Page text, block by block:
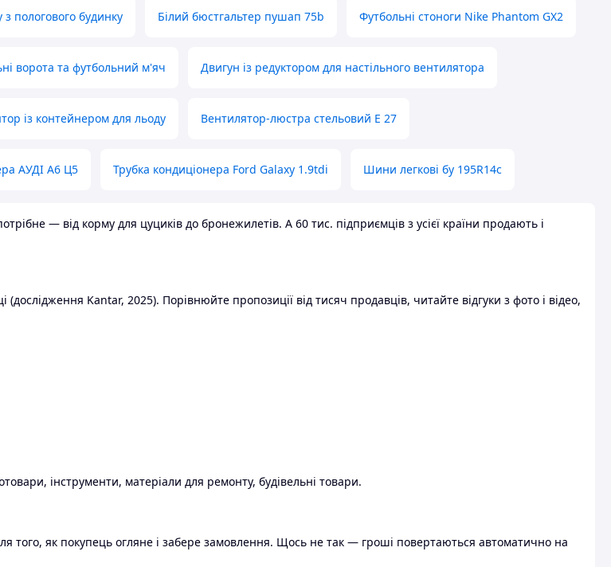
пологового будинку Білий бюстгальтер пушап 75b Футбольні стоноги Nike Phantom GX2
ворота та футбольний м'яч Двигун із редуктором для настільного вентилятора
із контейнером для льоду Вентилятор-люстра стельовий E 27
АУДІ А6 Ц5 Трубка кондиціонера Ford Galaxy 1.9tdi Шини легкові бу 195R14c
— від корму для цуциків до бронежилетів. А 60 тис. підприємців з усієї країни продають і
Kantar, 2025). Порівнюйте пропозиції від тисяч продавців, читайте відгуки з фото і відео,
інструменти, матеріали для ремонту, будівельні товари.
того, як покупець огляне і забере замовлення. Щось не так — гроші повертаються автоматично на